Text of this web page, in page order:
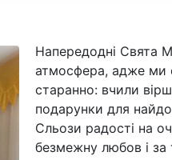
Напередодні Свята
атмосфера, адже ми
старанно: вчили
подарунки для
Сльози радості на
безмежну любов і за